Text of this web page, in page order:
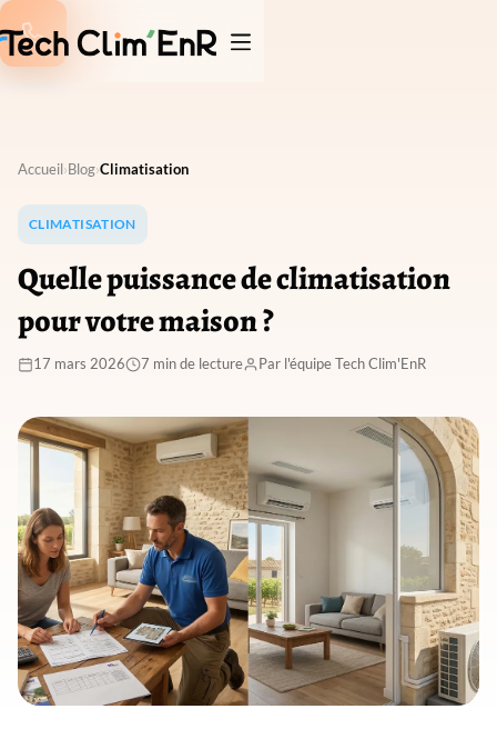
Accueil›Blog›Climatisation
CLIMATISATION
Quelle puissance de climatisation
pour votre maison ?
17 mars 2026 7 min de lecture Par l'équipe Tech Clim'EnR
